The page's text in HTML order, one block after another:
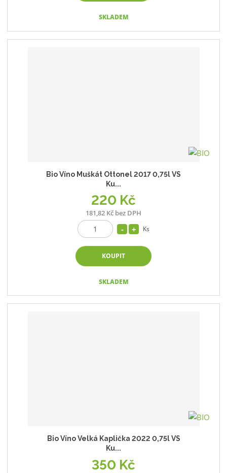
SKLADEM
Bio Víno Muškát Ottonel 2017 0,75l VS
Ku...
220 Kč
181,82 Kč bez DPH
Ks
KOUPIT
SKLADEM
Bio Víno Velká Kaplička 2022 0,75l VS
Ku...
350 Kč